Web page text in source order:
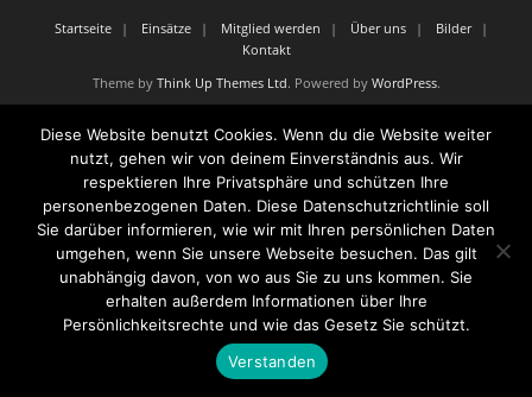
Startseite Einsätze Mitglied werden Über uns
Bilder
Kontakt
Theme by Think Up Themes Ltd. Powered by WordPress.
Diese Website benutzt Cookies. Wenn du die Website weiter
nutzt, gehen wir von deinem Einverständnis aus. Wir
respektieren Ihre Privatsphäre und schützen Ihre
personenbezogenen Daten. Diese Datenschutzrichtlinie soll
Sie darüber informieren, wie wir mit Ihren persönlichen Daten
umgehen, wenn Sie unsere Webseite besuchen. Das gilt
unabhängig davon, von wo aus Sie zu uns kommen. Sie
erhalten außerdem Informationen über Ihre
Persönlichkeitsrechte und wie das Gesetz Sie schützt.
Verstanden